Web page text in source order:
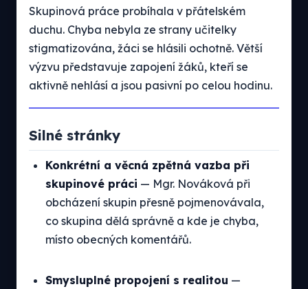
Skupinová práce probíhala v přátelském
duchu. Chyba nebyla ze strany učitelky
stigmatizována, žáci se hlásili ochotně. Větší
výzvu představuje zapojení žáků, kteří se
aktivně nehlásí a jsou pasivní po celou hodinu.
Silné stránky
Konkrétní a věcná zpětná vazba při
skupinové práci — Mgr. Nováková při
obcházení skupin přesně pojmenovávala,
co skupina dělá správně a kde je chyba,
místo obecných komentářů.
Smysluplné propojení s realitou —